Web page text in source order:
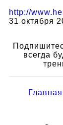
http://
31 октября
всегда
Главная